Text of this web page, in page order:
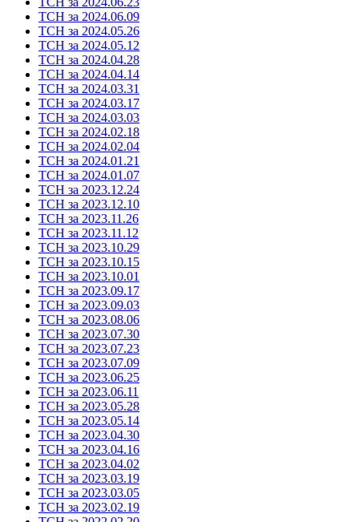
ТСН за 2024.06.09
ТСН за 2024.05.26
ТСН за 2024.05.12
ТСН за 2024.04.28
ТСН за 2024.04.14
ТСН за 2024.03.31
ТСН за 2024.03.17
ТСН за 2024.03.03
ТСН за 2024.02.18
ТСН за 2024.02.04
ТСН за 2024.01.21
ТСН за 2024.01.07
ТСН за 2023.12.24
ТСН за 2023.12.10
ТСН за 2023.11.26
ТСН за 2023.11.12
ТСН за 2023.10.29
ТСН за 2023.10.15
ТСН за 2023.10.01
ТСН за 2023.09.17
ТСН за 2023.09.03
ТСН за 2023.08.06
ТСН за 2023.07.30
ТСН за 2023.07.23
ТСН за 2023.07.09
ТСН за 2023.06.25
ТСН за 2023.06.11
ТСН за 2023.05.28
ТСН за 2023.05.14
ТСН за 2023.04.30
ТСН за 2023.04.16
ТСН за 2023.04.02
ТСН за 2023.03.19
ТСН за 2023.03.05
ТСН за 2023.02.19